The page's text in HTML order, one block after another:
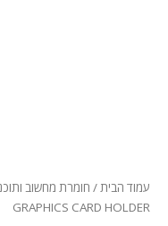
עמוד הבית/ חומרת מחשוב
GRAPHICS CARD HOLDER